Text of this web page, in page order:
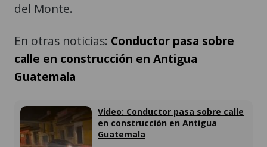
del Monte.
En otras noticias: Conductor pasa sobre
calle en construcción en Antigua
Guatemala
Video: Conductor pasa sobre calle
en construcción en Antigua
Guatemala